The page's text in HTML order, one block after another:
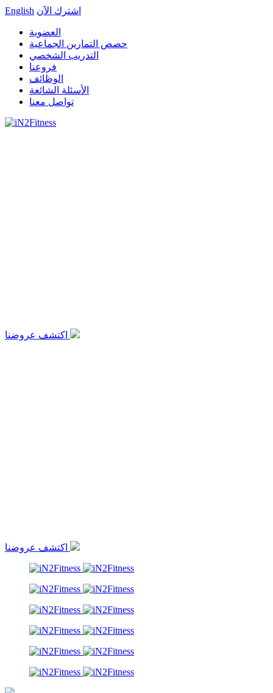
English اشترك الآن
العضوية
حصص التمارين الجماعية
التدريب الشخصي
فروعنا
الوظائف
الأسئلة الشائعة
تواصل معنا